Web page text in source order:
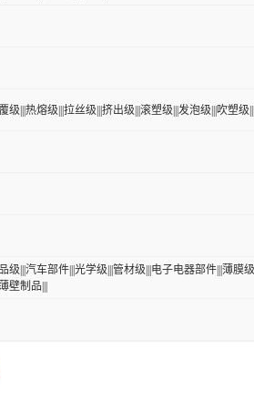
级|||热熔级|||拉丝级|||挤出级|||滚塑级|||发泡级|||吹塑级
级|||汽车部件|||光学级|||管材级|||电子电器部件|||薄膜
壁制品|||